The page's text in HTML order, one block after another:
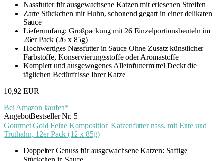
Nassfutter für ausgewachsene Katzen mit erlesenen Streifen
Zarte Stückchen mit Huhn, schonend gegart in einer delikaten
Sauce
Lieferumfang: Großpackung mit 26 Einzelportionsbeuteln im
26er Pack (26 x 85g)
Hochwertiges Nassfutter in Sauce Ohne Zusatz künstlicher
Farbstoffe, Konservierungsstoffe oder Aromastoffe
Komplett und ausgewogenes Alleinfuttermittel Deckt die
täglichen Bedürfnisse Ihrer Katze
10,92 EUR
Bei Amazon kaufen*
AngebotBestseller Nr. 5
Gourmet Gold Feine Komposition Katzenfutter nass, mit Ente und
Truthahn, 12er Pack (12 x 85g)
Doppelter Genuss für ausgewachsene Katzen: Saftige
Stückchen in Sauce